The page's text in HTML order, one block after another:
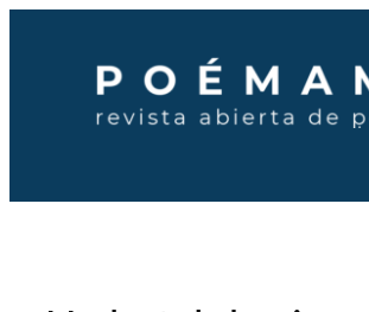
contenido